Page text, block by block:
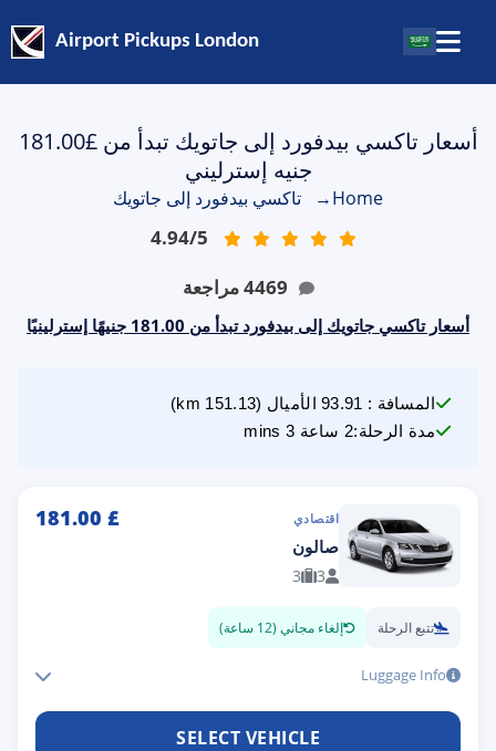
Airport Pickups London
أسعار تاكسي بيدفورد إلى جاتويك تبدأ من £181.00
جنيه إسترليني
Home
→ تاكسي بيدفورد إلى جاتويك
4.94/5
4469مراجعة
أسعار تاكسي جاتويك إلى بيدفورد تبدأ من 181.00 جنيهًا إسترلينيًا
المسافة :
93.91 الأميال (
151.13
مدة الرحلة:2 ساعة 3 mins
اقتصادي £
181.00
صالون
3
3
تتبع الرحلة إلغاء مجاني (12 ساعة)
Luggage Info
SELECT VEHICLE